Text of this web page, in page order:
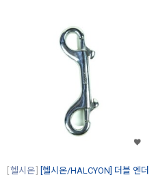
헬시온
[헬시온/HALCYON] 더블 엔더